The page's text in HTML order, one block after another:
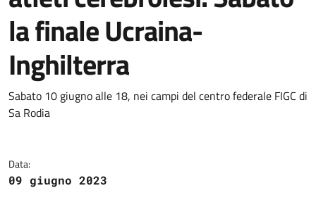
la finale Ucraina-
Inghilterra
Dettagli della notizia
Sabato 10 giugno alle 18, nei campi del centro federale FIGC di
Sa Rodia
Data:
09 giugno 2023